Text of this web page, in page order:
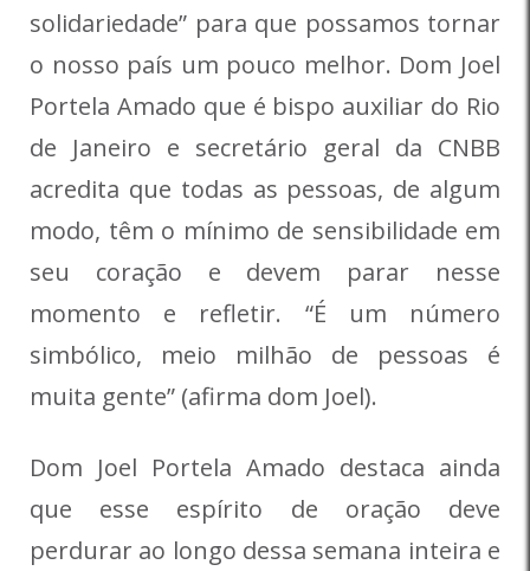
solidariedade” para que possamos tornar
o nosso país um pouco melhor. Dom Joel
Portela Amado que é bispo auxiliar do Rio
de Janeiro e secretário geral da CNBB
acredita que todas as pessoas, de algum
modo, têm o mínimo de sensibilidade em
seu coração e devem parar nesse
momento e refletir. “É um número
simbólico, meio milhão de pessoas é
muita gente” (afirma dom Joel).
Dom Joel Portela Amado destaca ainda
que esse espírito de oração deve
perdurar ao longo dessa semana inteira e